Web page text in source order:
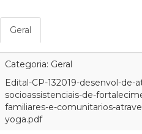
Geral
Categoria: Geral
Edital-CP-132019-desenvol-de-
socioassistenciais-de-
familiares-e-comunitarios-
yoga.pdf